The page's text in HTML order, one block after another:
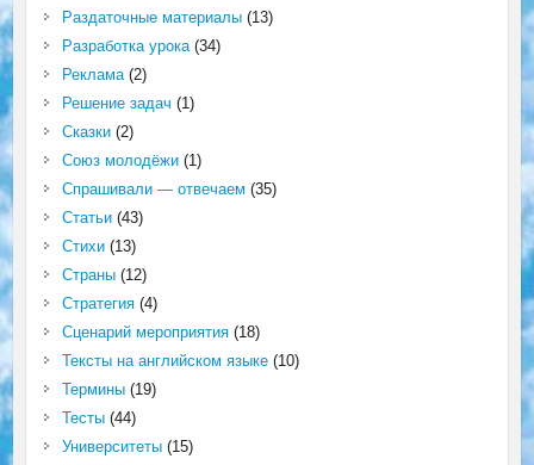
Раздаточные материалы(13)
Разработка урока(34)
Реклама(2)
Решение задач (1)
Сказки(2)
Союз молодёжи(1)
Спрашивали — отвечаем (35)
Статьи(43)
Стихи(13)
Страны(12)
Стратегия(4)
Сценарий мероприятия(18)
Тексты на английском языке(10)
Термины(19)
Тесты(44)
Университеты(15)